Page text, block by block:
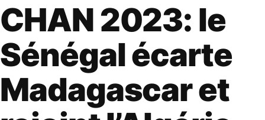
CHAN 2023: le
Sénégal écarte
Madagascar et